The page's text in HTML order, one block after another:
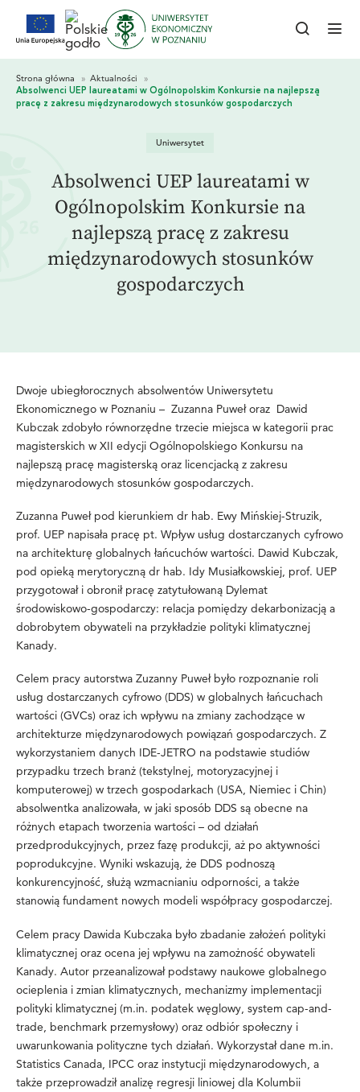
Uniwersytet
Absolwenci UEP laureatami w
Ogólnopolskim Konkursie na
najlepszą pracę z zakresu
międzynarodowych stosunków
gospodarczych
Dwoje ubiegłorocznych absolwentów Uniwersytetu
Ekonomicznego w Poznaniu – Zuzanna Puweł oraz Dawid
Kubczak zdobyło równorzędne trzecie miejsca w kategorii prac
magisterskich w XII edycji Ogólnopolskiego Konkursu na
najlepszą pracę magisterską oraz licencjacką z zakresu
międzynarodowych stosunków gospodarczych.
Zuzanna Puweł pod kierunkiem dr hab. Ewy Mińskiej-Struzik,
prof. UEP napisała pracę pt. Wpływ usług dostarczanych cyfrowo
na architekturę globalnych łańcuchów wartości. Dawid Kubczak,
pod opieką merytoryczną dr hab. Idy Musiałkowskiej, prof. UEP
przygotował i obronił pracę zatytułowaną Dylemat
środowiskowo-gospodarczy: relacja pomiędzy dekarbonizacją a
dobrobytem obywateli na przykładzie polityki klimatycznej
Kanady.
Celem pracy autorstwa Zuzanny Puweł było rozpoznanie roli
usług dostarczanych cyfrowo (DDS) w globalnych łańcuchach
wartości (GVCs) oraz ich wpływu na zmiany zachodzące w
architekturze międzynarodowych powiązań gospodarczych. Z
wykorzystaniem danych IDE-JETRO na podstawie studiów
przypadku trzech branż (tekstylnej, motoryzacyjnej i
komputerowej) w trzech gospodarkach (USA, Niemiec i Chin)
absolwentka analizowała, w jaki sposób DDS są obecne na
różnych etapach tworzenia wartości – od działań
przedprodukcyjnych, przez fazę produkcji, aż po aktywności
poprodukcyjne. Wyniki wskazują, że DDS podnoszą
konkurencyjność, służą wzmacnianiu odporności, a także
stanowią fundament nowych modeli współpracy gospodarczej.
Celem pracy Dawida Kubczaka było zbadanie założeń polityki
klimatycznej oraz ocena jej wpływu na zamożność obywateli
Kanady. Autor przeanalizował podstawy naukowe globalnego
ocieplenia i zmian klimatycznych, mechanizmy implementacji
polityki klimatycznej (m.in. podatek węglowy, system cap-and-
trade, benchmark przemysłowy) oraz odbiór społeczny i
uwarunkowania polityczne tych działań. Wykorzystał dane m.in.
Statistics Canada, IPCC oraz instytucji międzynarodowych, a
także przeprowadził analizę regresji liniowej dla Kolumbii